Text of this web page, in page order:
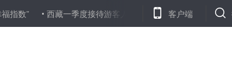
西藏一季度接待游客人次和总收入增长均超四成 内蒙
客户端